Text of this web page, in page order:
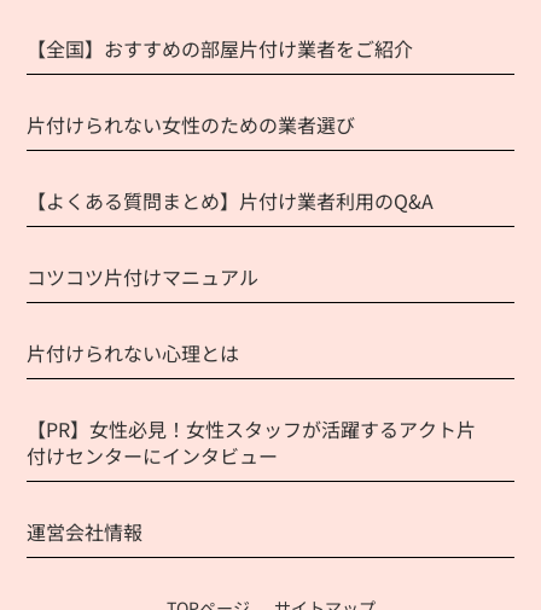
【全国】おすすめの部屋片付け業者をご紹介
片付けられない女性のための業者選び
【よくある質問まとめ】片付け業者利用のQ&A
コツコツ片付けマニュアル
片付けられない心理とは
【PR】女性必見！女性スタッフが活躍するアクト片
付けセンターにインタビュー
運営会社情報